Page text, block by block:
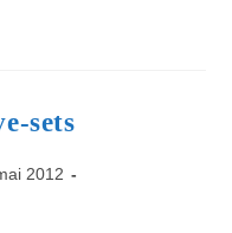
sets
2012